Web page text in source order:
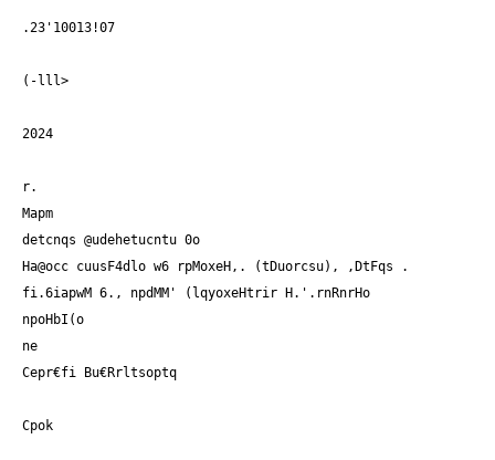
.23'10013!07
(-lll>
2024
r.
Mapm
detcnqs @udehetucntu 0o
Ha@occ cuusF4dlo w6 rpMoxeH,. (tDuorcsu), ,DtFqs .
fi.6iapwM 6., npdMM' (lqyoxeHtrir H.'.rnRnrHo
npoHbI(o
ne
Cepr€fi Bu€Rrltsoptq
Cpok